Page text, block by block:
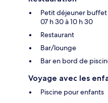
Petit déjeuner buffet
07 h 30 à 10 h 30
Restaurant
Bar/lounge
Bar en bord de
Voyage avec les
Piscine pour enfants